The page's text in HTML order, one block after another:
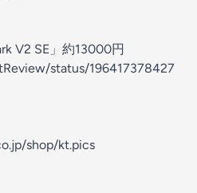
V2 SE」約13000円
status/196417378427
shop/kt.pics